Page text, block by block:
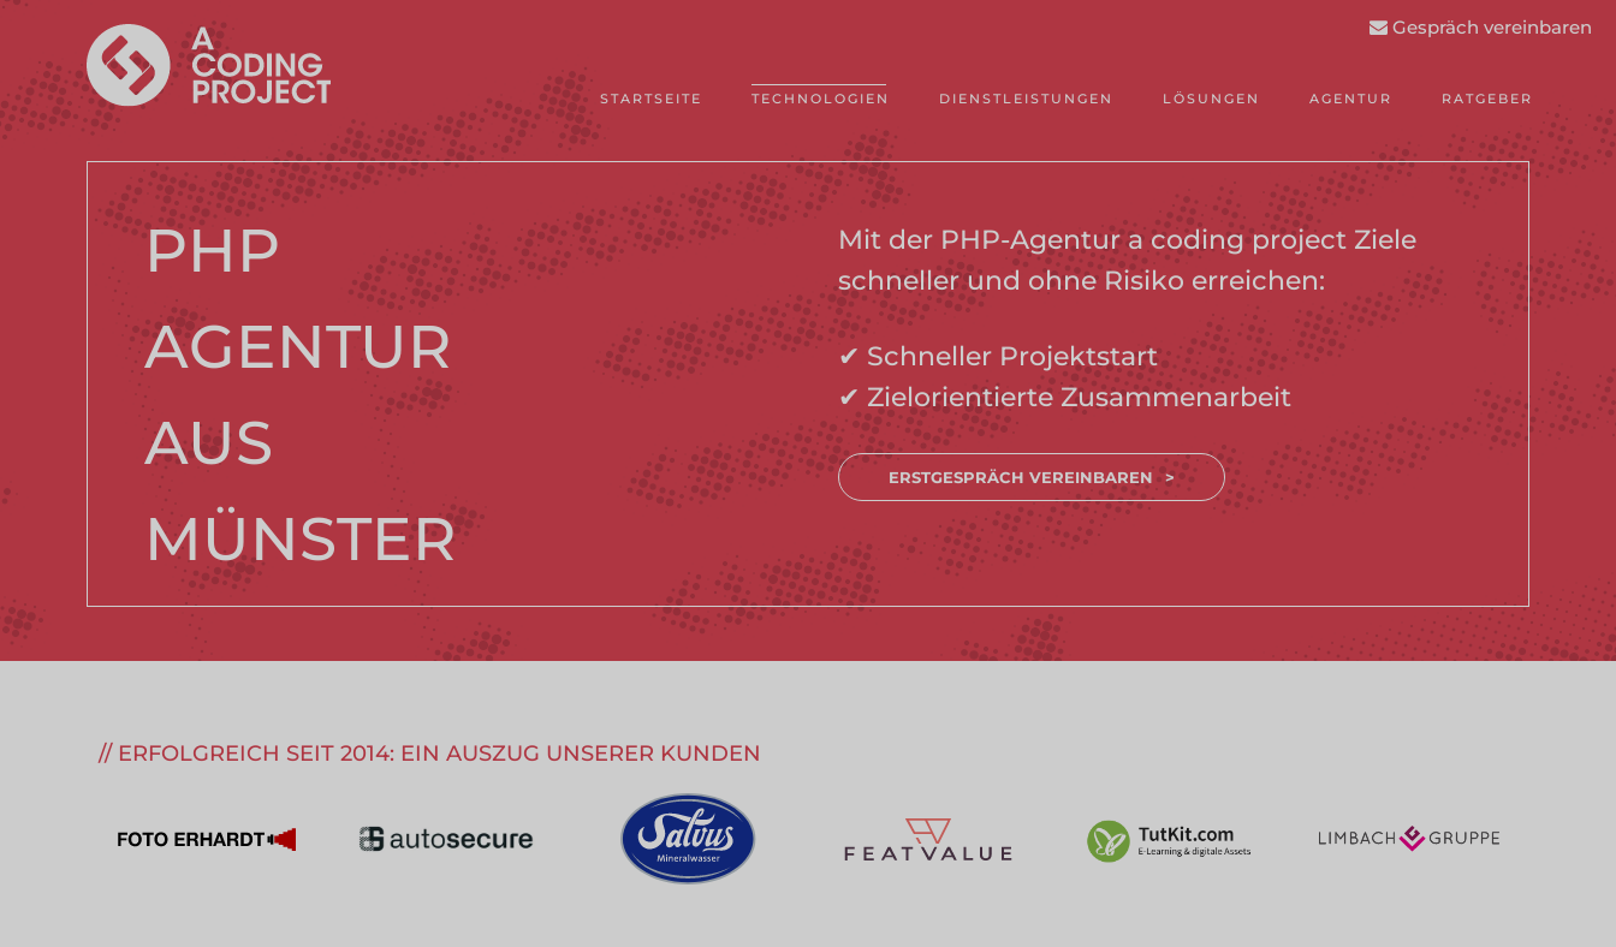
STARTSEITE TECHNOLOGIEN DIENSTLEISTUNGEN LÖSUNGEN AGENTUR RATGEBER
PHP
AGENTUR
AUS
MÜNSTER
Mit der PHP-Agentur a coding project Ziele
schneller und ohne Risiko erreichen:
✔ Schneller Projektstart
✔ Zielorientierte Zusammenarbeit
ERSTGESPRÄCH VEREINBAREN
Gespräch vereinbaren
ERFOLGREICH SEIT 2014: EIN AUSZUG UNSERER KUNDEN